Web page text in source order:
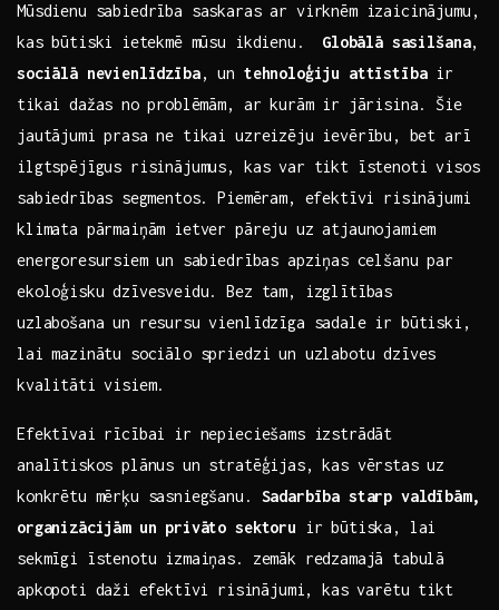
Mūsdienu sabiedrība saskaras ar virknēm izaicinājumu,‍
kas būtiski ⁢ietekmē mūsu ikdienu. ⁤ Globālā sasilšana,
sociālā ‍nevienlīdzība, un tehnoloģiju attīstībair​
tikai dažas ⁤no problēmām, ar kurām ir jārisina. Šie
jautājumi prasa ne tikai uzreizēju ievērību, ⁣bet arī
ilgtspējīgus‍ risinājumus, kas ‌var tikt īstenoti‍ visos
sabiedrības⁤ segmentos. Piemēram, efektīvi risinājumi
klimata pārmaiņām ietver pāreju uz atjaunojamiem
energoresursiem ⁣un sabiedrības apziņas celšanu ‍par
ekoloģisku dzīvesveidu. Bez ​tam, izglītības
uzlabošana un resursu vienlīdzīga sadale ir būtiski,
lai mazinātu sociālo ​spriedzi un uzlabotu dzīves
kvalitāti visiem.
Efektīvai rīcībai ir nepieciešams izstrādāt‌
analītiskos plānus un stratēģijas, kas vērstas uz
konkrētu mērķu sasniegšanu. Sadarbība starp valdībām,
organizācijām un privāto sektoru ir būtiska, lai
sekmīgi īstenotu ‌izmaiņas. zemāk redzamajā tabulā
apkopoti daži⁤ efektīvi ⁣risinājumi, kas varētu tikt